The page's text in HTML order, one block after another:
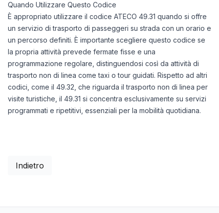
Quando Utilizzare Questo Codice
È appropriato utilizzare il codice ATECO 49.31 quando si offre
un servizio di trasporto di passeggeri su strada con un orario e
un percorso definiti. È importante scegliere questo codice se
la propria attività prevede fermate fisse e una
programmazione regolare, distinguendosi così da attività di
trasporto non di linea come taxi o tour guidati. Rispetto ad altri
codici, come il 49.32, che riguarda il trasporto non di linea per
visite turistiche, il 49.31 si concentra esclusivamente su servizi
programmati e ripetitivi, essenziali per la mobilità quotidiana.
Indietro